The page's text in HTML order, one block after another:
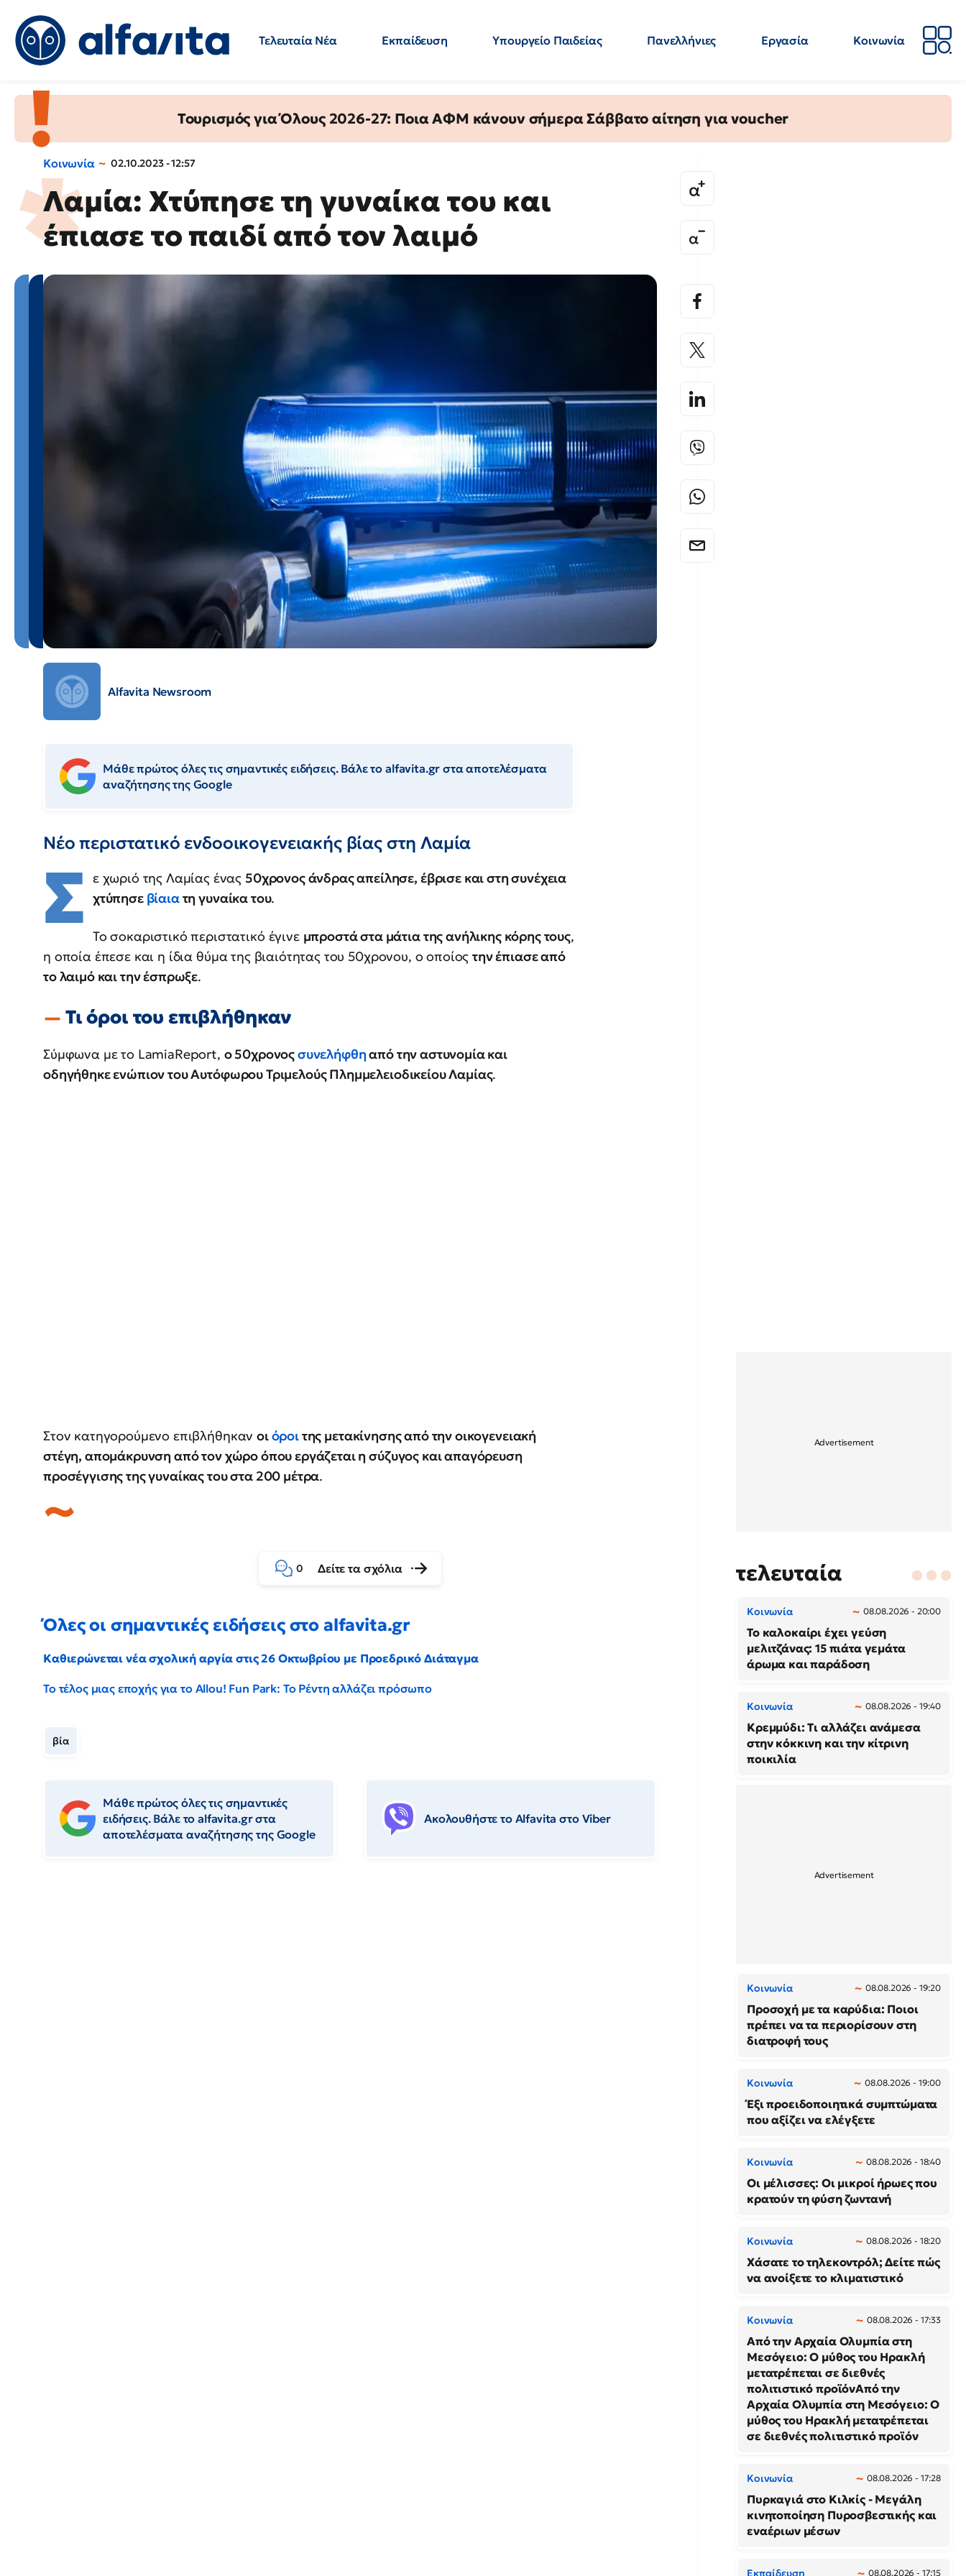
Τελευταία Νέα Εκπαίδευση Υπουργείο Παιδείας Πανελλήνιες Εργασία
Κοινωνία
Τουρισμός για Όλους 2026-27: Ποια ΑΦΜ κάνουν σήμερα Σάββατο αίτηση για voucher
Κοινωνία 02.10.2023 - 12:57
Λαμία: Χτύπησε τη γυναίκα του και
έπιασε το παιδί από τον λαιμό
Alfavita Newsroom
Μάθε πρώτος όλες τις σημαντικές ειδήσεις. Βάλε το alfavita.gr στα αποτελέσματα
αναζήτησης της Google
Νέο περιστατικό ενδοοικογενειακής βίας στη Λαμία
Σ ε χωριό της Λαμίας ένας 50χρονος άνδρας απείλησε, έβρισε και στη συνέχεια
χτύπησε βίαιατη γυναίκα του.
Το σοκαριστικό περιστατικό έγινε μπροστά στα μάτια της ανήλικης κόρης τους,
η οποία έπεσε και η ίδια θύμα της βιαιότητας του 50χρονου, ο οποίοςτην έπιασε από
το λαιμό και την έσπρωξε.
Τι όροι του επιβλήθηκαν
Σύμφωνα με το LamiaReport, ο 50χρονοςσυνελήφθηαπό την αστυνομία και
οδηγήθηκε ενώπιον του Αυτόφωρου Τριμελούς Πλημμελειοδικείου Λαμίας.
Στον κατηγορούμενο επιβλήθηκανοιόροιτης μετακίνησης από την οικογενειακή
στέγη, απομάκρυνση από τον χώρο όπου εργάζεται η σύζυγος και απαγόρευση
προσέγγισης της γυναίκας του στα 200 μέτρα.
0 Δείτε τα σχόλια
Όλες οι σημαντικές ειδήσεις στο alfavita.gr
Καθιερώνεται νέα σχολική αργία στις 26 Οκτωβρίου με Προεδρικό Διάταγμα
Το τέλος μιας εποχής για το Allou! Fun Park: Το Ρέντη αλλάζει πρόσωπο
βία
Μάθε πρώτος όλες τις σημαντικές
ειδήσεις. Βάλε το alfavita.gr στα
αποτελέσματα αναζήτησης της Google
Ακολουθήστε το Αlfavita στο Viber
τελευταία
Κοινωνία 08.08.2026 - 20:00
Το καλοκαίρι έχει γεύση
μελιτζάνας: 15 πιάτα γεμάτα
άρωμα και παράδοση
Κοινωνία 08.08.2026 - 19:40
Κρεμμύδι: Τι αλλάζει ανάμεσα
στην κόκκινη και την κίτρινη
ποικιλία
Κοινωνία 08.08.2026 - 19:20
Προσοχή με τα καρύδια: Ποιοι
πρέπει να τα περιορίσουν στη
διατροφή τους
Κοινωνία 08.08.2026 - 19:00
Έξι προειδοποιητικά συμπτώματα
που αξίζει να ελέγξετε
Κοινωνία 08.08.2026 - 18:40
Οι μέλισσες: Οι μικροί ήρωες που
κρατούν τη φύση ζωντανή
Κοινωνία 08.08.2026 - 18:20
Χάσατε το τηλεκοντρόλ; Δείτε πώς
να ανοίξετε το κλιματιστικό
Κοινωνία 08.08.2026 - 17:33
Από την Αρχαία Ολυμπία στη
Μεσόγειο: Ο μύθος του Ηρακλή
μετατρέπεται σε διεθνές
πολιτιστικό προϊόνΑπό την
Αρχαία Ολυμπία στη Μεσόγειο: Ο
μύθος του Ηρακλή μετατρέπεται
σε διεθνές πολιτιστικό προϊόν
Κοινωνία 08.08.2026 - 17:28
Πυρκαγιά στο Κιλκίς - Μεγάλη
κινητοποίηση Πυροσβεστικής και
εναέριων μέσων
Εκπαίδευση 08.08.2026 - 17:15